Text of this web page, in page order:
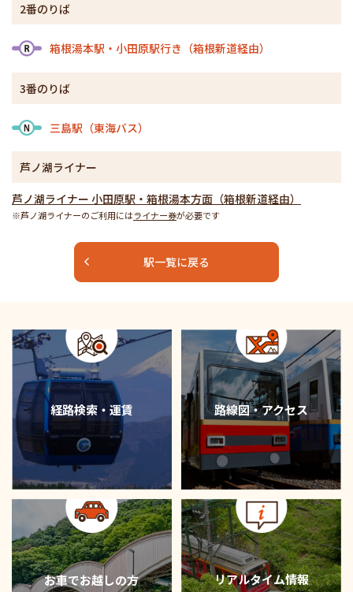
2番のりば
箱根湯本駅・小田原駅行き（箱根新道経由）
3番のりば
三島駅（東海バス）
芦ノ湖ライナー
芦ノ湖ライナー 小田原駅・箱根湯本方面（箱根新道経由）
※芦ノ湖ライナーのご利用にはライナー券が必要です
駅一覧に戻る
経路検索・運賃 路線図・アクセス
お車でお越しの方 リアルタイム情報